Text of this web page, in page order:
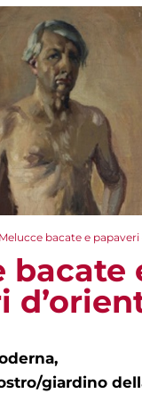
Melucce bacate e papaveri
bacate
giardino